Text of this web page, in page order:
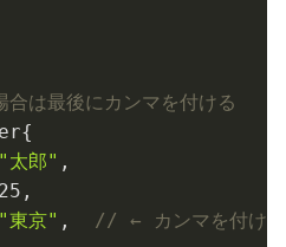
は最後にカンマを付ける
"太郎" ,
25 ,
"東京" ,
// ← カンマを付ける